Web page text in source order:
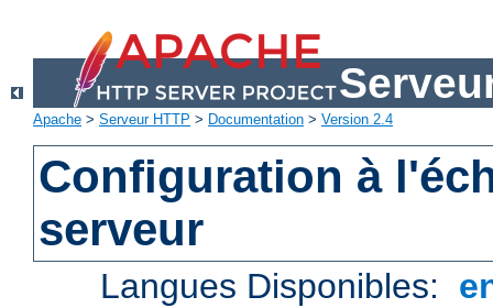
Apache > Serveur HTTP > Documentation > Version 2.4
Configuration à
serveur
Langues Disponibles: